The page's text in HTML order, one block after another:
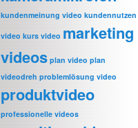
kundenmeinung video kundennutzen
video kurs video marketing
videos plan video plan
videodreh problemlösung video
produktvideo
professionelle videos